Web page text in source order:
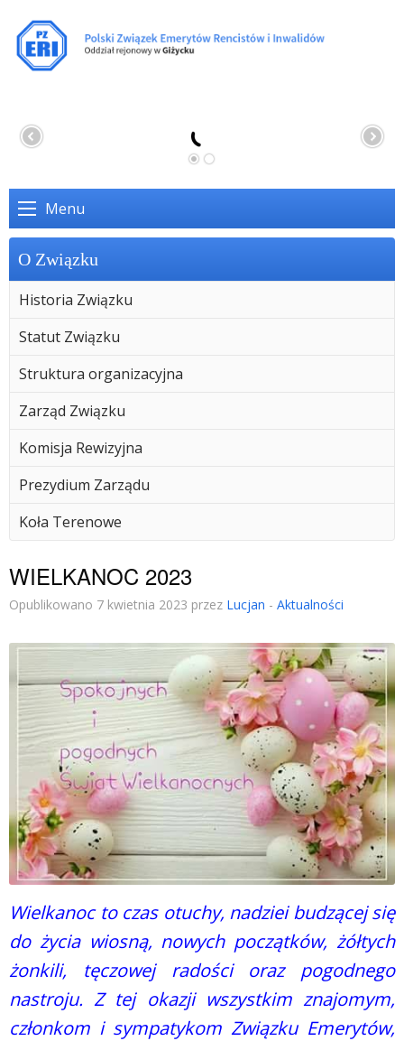
Menu
O Związku
Historia Związku
Statut Związku
Struktura organizacyjna
Zarząd Związku
Komisja Rewizyjna
Prezydium Zarządu
Koła Terenowe
WIELKANOC 2023
Opublikowano 7 kwietnia 2023 przez Lucjan - Aktualności
Wielkanoc to czas otuchy, nadziei budzącej się
do życia wiosną, nowych początków, żółtych
żonkili, tęczowej radości oraz pogodnego
nastroju. Z tej okazji wszystkim znajomym,
członkom i sympatykom Związku Emerytów,